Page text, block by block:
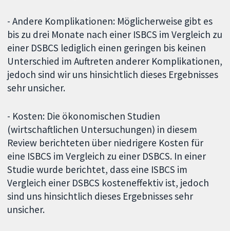
- Andere Komplikationen: Möglicherweise gibt es
bis zu drei Monate nach einer ISBCS im Vergleich zu
einer DSBCS lediglich einen geringen bis keinen
Unterschied im Auftreten anderer Komplikationen,
jedoch sind wir uns hinsichtlich dieses Ergebnisses
sehr unsicher.
- Kosten: Die ökonomischen Studien
(wirtschaftlichen Untersuchungen) in diesem
Review berichteten über niedrigere Kosten für
eine ISBCS im Vergleich zu einer DSBCS. In einer
Studie wurde berichtet, dass eine ISBCS im
Vergleich einer DSBCS kosteneffektiv ist, jedoch
sind uns hinsichtlich dieses Ergebnisses sehr
unsicher.